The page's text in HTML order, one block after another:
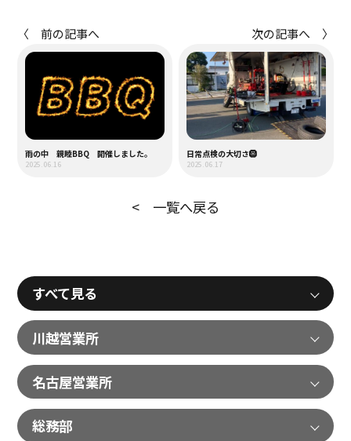
〈 前の記事へ
雨の中 親睦BBQ 開催しました。
2025.06.16
次の記事へ 〉
日常点検の大切さ🛞
2025.06.17
< 一覧へ戻る
すべて見る
川越営業所
名古屋営業所
総務部